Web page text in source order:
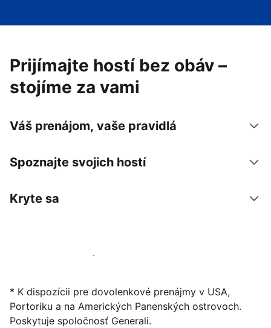
Prijímajte hostí bez obáv –
stojíme za vami
Váš prenájom, vaše pravidlá
Spoznajte svojich hostí
Kryte sa
Začať ponúkať svoje ubytovanie
* K dispozícii pre dovolenkové prenájmy v USA,
Portoriku a na Amerických Panenských ostrovoch.
Poskytuje spoločnosť Generali.